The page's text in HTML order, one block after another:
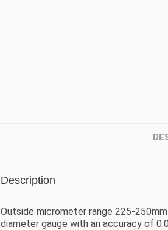
Description
Outside micrometer range 225-
diameter gauge with an accuracy of